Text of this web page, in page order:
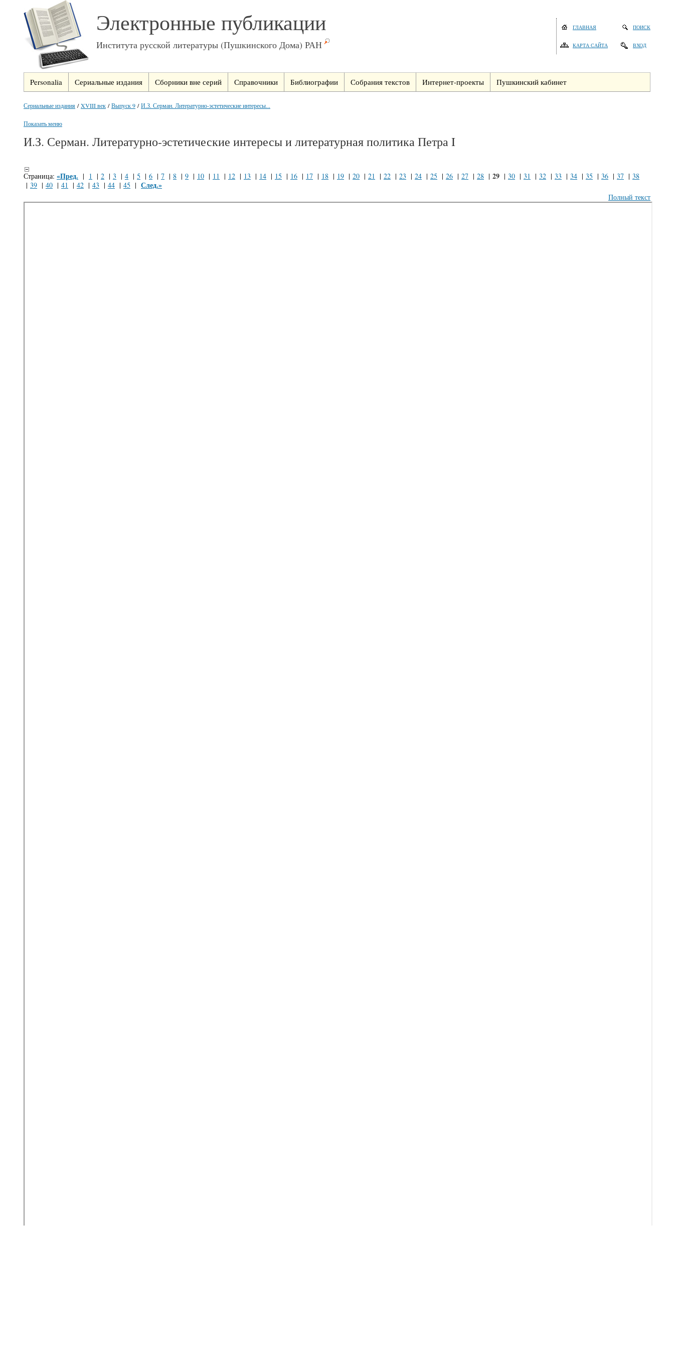
Электронные публикации
Института русской литературы (Пушкинского Дома) РАН
ГЛАВНАЯ
КАРТА САЙТА
ПОИСК
ВХОД
Personalia Сериальные издания Сборники вне серий Справочники Библиографии Собрания текстов Интернет-проекты Пушкинский кабинет
Сериальные издания /XVIII век /Выпуск 9 /И.З. Серман. Литературно-эстетические интересы...
Показать меню
И.З. Серман. Литературно-эстетические интересы и литературная политика Петра I
Страница: «Пред. | 1 | 2 | 3 | 4 | 5 | 6 | 7 | 8 | 9 | 10 | 11 | 12 | 13 | 14 | 15 | 16 | 17 | 18 | 19 | 20 | 21 | 22 | 23 | 24 | 25 | 26 | 27 | 28 | 29 | 30 | 31 | 32 | 33 | 34 | 35 | 36 | 37 | 38
| 39 | 40 | 41 | 42 | 43 | 44 | 45 | След.»
Полный текст